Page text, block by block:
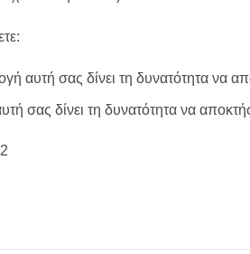
αυτή σας δίνει τη δυνατότητα να
σας δίνει τη δυνατότητα να